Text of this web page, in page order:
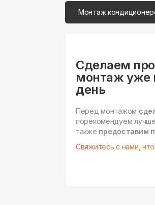
Монтаж
Сделаем
монтаж уже
день
Перед монтажом
порекомендуем
также предоставим
Свяжитесь с нами,